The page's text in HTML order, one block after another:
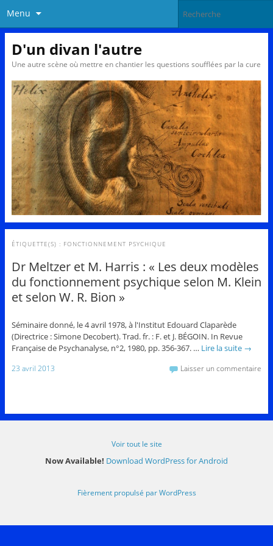
Menu
D'un divan l'autre
Une autre scène où mettre en chantier les questions soufflées par la cure
ÉTIQUETTE(S) : FONCTIONNEMENT PSYCHIQUE
Dr Meltzer et M. Harris : « Les deux modèles
du fonctionnement psychique selon M. Klein
et selon W. R. Bion »
Séminaire donné, le 4 avril 1978, à l'Institut Edouard Claparède
(Directrice : Simone Decobert). Trad. fr. : F. et J. BÉGOIN. In Revue
Française de Psychanalyse, n°2, 1980, pp. 356-367. … Lire la suite →
23 avril 2013 Laisser un commentaire
Voir tout le site
Now Available! Download WordPress for Android
Fièrement propulsé par WordPress